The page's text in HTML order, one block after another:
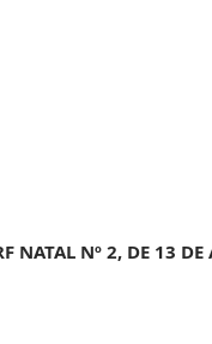
NATAL Nº 2, DE 13